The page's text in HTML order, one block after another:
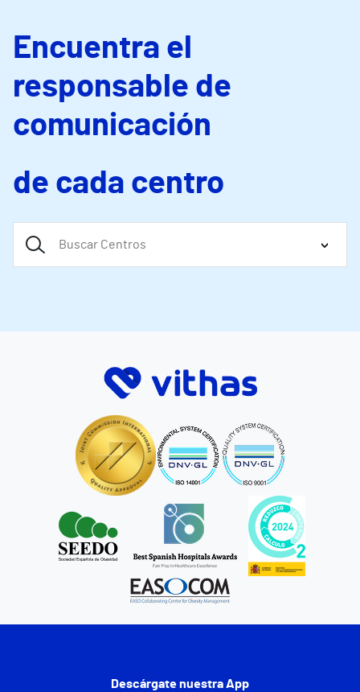
Encuentra el
responsable de
comunicación
de cada centro
Descárgate nuestra App